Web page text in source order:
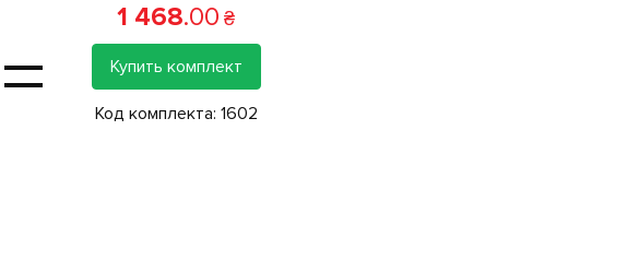
=
1 468.00 ₴
Купить комплект
Код комплекта: 1602